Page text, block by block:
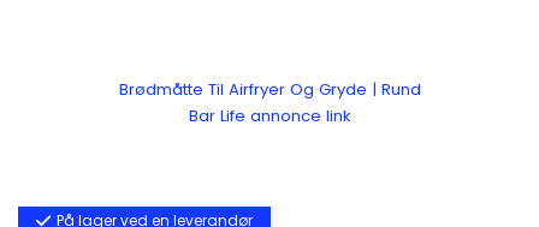
Brødmåtte Til Airfryer Og Gryde | Rund
Bar Life annonce link
På lager ved en leverandør